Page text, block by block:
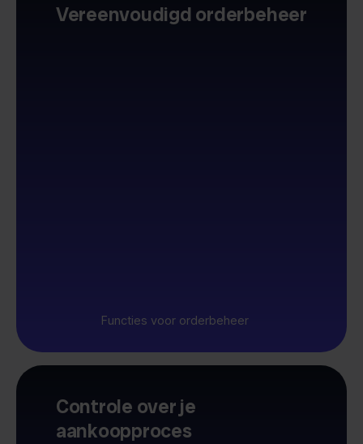
Vereenvoudigd orderbeheer
Functies voor orderbeheer
Controle over je
aankoopproces